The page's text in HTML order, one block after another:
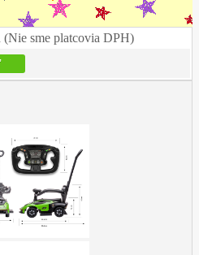
(Nie sme platcovia DPH)